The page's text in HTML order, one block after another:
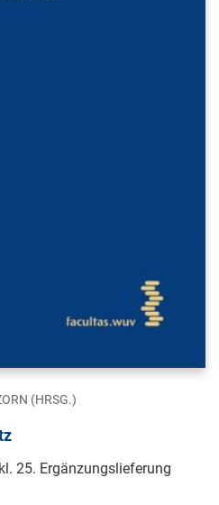
(HRSG.)
25. Ergänzungslieferung